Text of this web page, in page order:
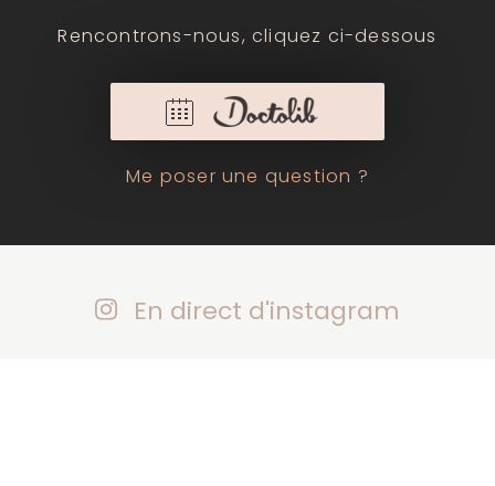
Rencontrons-nous, cliquez ci-dessous
Me poser une question ?
En direct d'instagram